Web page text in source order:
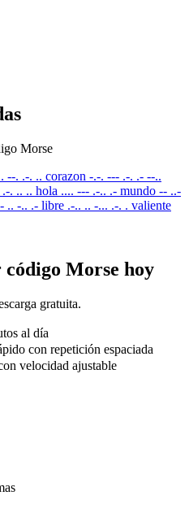
Morse
--. .-. .. corazon -.-. --- .-. .- --..
. .. .. hola .... --- .-.. .- mundo -- ..-
.. -.. .- libre .-.. .. -... .-. . valiente
Morse hoy
gratuita.
al día
con repetición espaciada
velocidad ajustable